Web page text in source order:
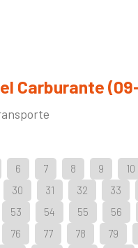
Carburante
6 7 8 9 10
30 31 32 33
53 54 55 56
76 77 78 79